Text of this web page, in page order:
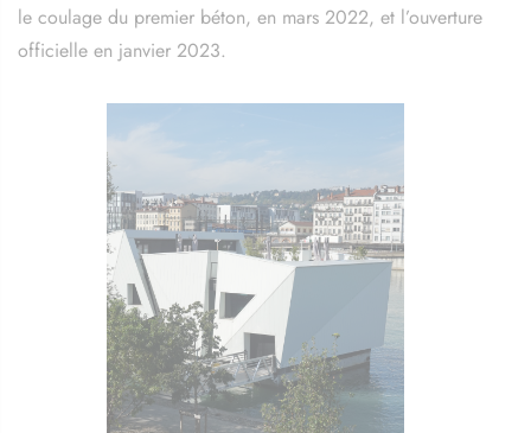
le coulage du premier béton, en mars 2022, et l’ouverture
officielle en janvier 2023.